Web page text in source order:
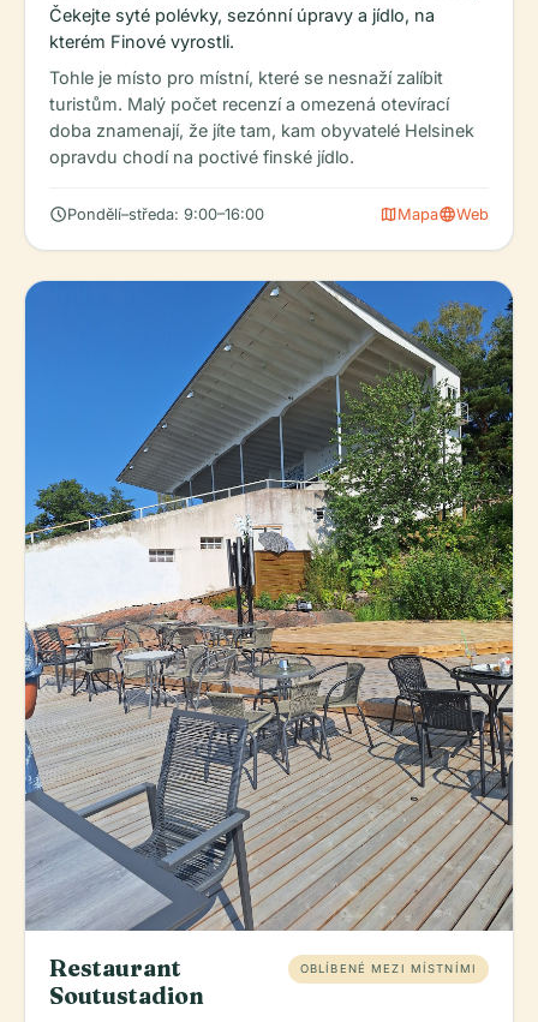
Čekejte syté polévky, sezónní úpravy a jídlo, na
kterém Finové vyrostli.
Tohle je místo pro místní, které se nesnaží zalíbit
turistům. Malý počet recenzí a omezená otevírací
doba znamenají, že jíte tam, kam obyvatelé Helsinek
opravdu chodí na poctivé finské jídlo.
schedulePondělí–středa: 9:00–16:00 mapMapalanguageWeb
Restaurant
Soutustadion
OBLÍBENÉ MEZI MÍSTNÍMI